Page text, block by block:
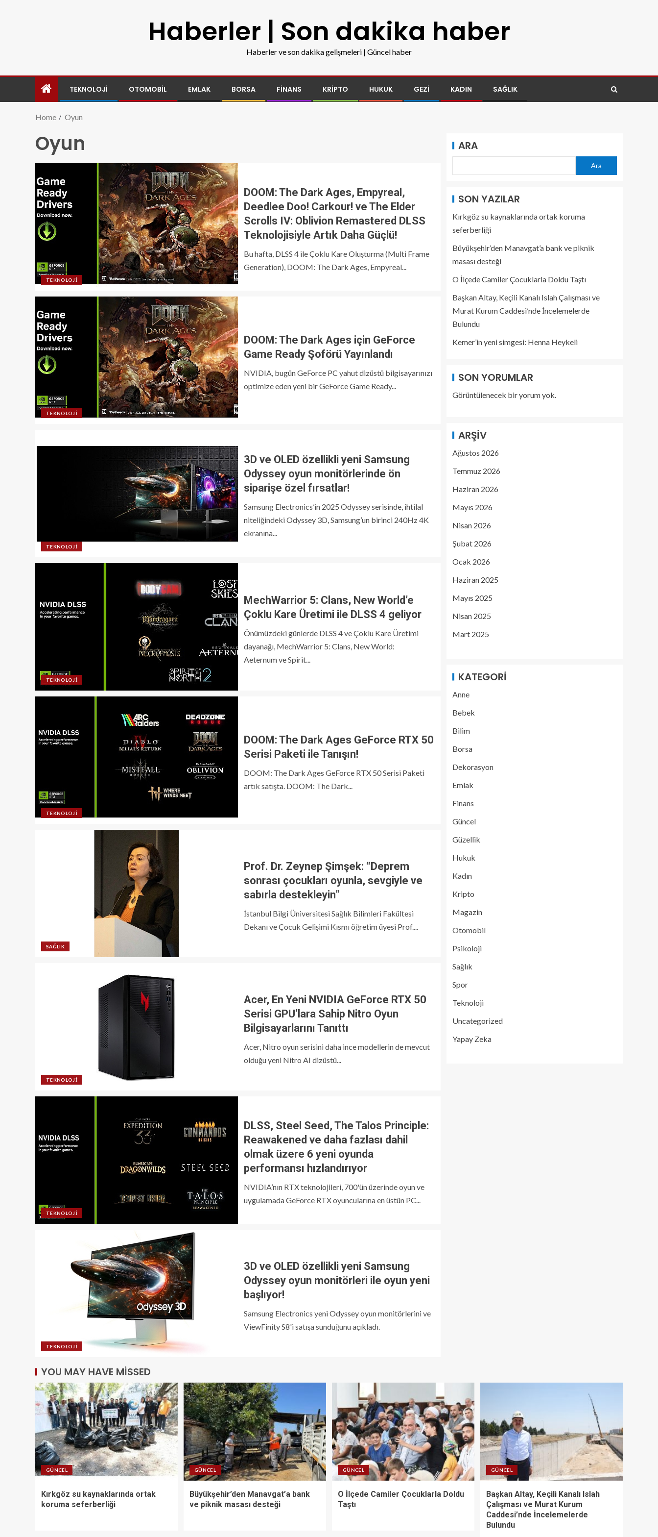
Haberler | Son dakika haber
Haberler ve son dakika gelişmeleri | Güncel haber
TEKNOLOJI OTOMOBIL EMLAK BORSA FINANS KRIPTO HUKUK GEZI KADIN SAĞLIK
Home Oyun
Oyun
TEKNOLOJI
DOOM: The Dark Ages, Empyreal,
Deedlee Doo! Carkour! ve The Elder
Scrolls IV: Oblivion Remastered DLSS
Teknolojisiyle Artık Daha Güçlü!
Bu hafta, DLSS 4 ile Çoklu Kare Oluşturma (Multi Frame
Generation), DOOM: The Dark Ages, Empyreal...
TEKNOLOJI
DOOM: The Dark Ages için GeForce
Game Ready Şoförü Yayınlandı
NVIDIA, bugün GeForce PC yahut dizüstü bilgisayarınızı
optimize eden yeni bir GeForce Game Ready...
TEKNOLOJI
3D ve OLED özellikli yeni Samsung
Odyssey oyun monitörlerinde ön
siparişe özel fırsatlar!
Samsung Electronics’in 2025 Odyssey serisinde, ihtilal
niteliğindeki Odyssey 3D, Samsung’un birinci 240Hz 4K
ekranına...
TEKNOLOJI
MechWarrior 5: Clans, New World’e
Çoklu Kare Üretimi ile DLSS 4 geliyor
Önümüzdeki günlerde DLSS 4 ve Çoklu Kare Üretimi
dayanağı, MechWarrior 5: Clans, New World:
Aeternum ve Spirit...
TEKNOLOJI
DOOM: The Dark Ages GeForce RTX 50
Serisi Paketi ile Tanışın!
DOOM: The Dark Ages GeForce RTX 50 Serisi Paketi
artık satışta. DOOM: The Dark...
SAĞLIK
Prof. Dr. Zeynep Şimşek: “Deprem
sonrası çocukları oyunla, sevgiyle ve
sabırla destekleyin”
İstanbul Bilgi Üniversitesi Sağlık Bilimleri Fakültesi
Dekanı ve Çocuk Gelişimi Kısmı öğretim üyesi Prof....
TEKNOLOJI
Acer, En Yeni NVIDIA GeForce RTX 50
Serisi GPU’lara Sahip Nitro Oyun
Bilgisayarlarını Tanıttı
Acer, Nitro oyun serisini daha ince modellerin de mevcut
olduğu yeni Nitro AI dizüstü...
TEKNOLOJI
DLSS, Steel Seed, The Talos Principle:
Reawakened ve daha fazlası dahil
olmak üzere 6 yeni oyunda
performansı hızlandırıyor
NVIDIA’nın RTX teknolojileri, 700'ün üzerinde oyun ve
uygulamada GeForce RTX oyuncularına en üstün PC...
TEKNOLOJI
3D ve OLED özellikli yeni Samsung
Odyssey oyun monitörleri ile oyun yeni
başlıyor!
Samsung Electronics yeni Odyssey oyun monitörlerini ve
ViewFinity S8'i satışa sunduğunu açıkladı.
ARA
Ara
SON YAZILAR
Kırkgöz su kaynaklarında ortak koruma
seferberliği
Büyükşehir’den Manavgat’a bank ve piknik
masası desteği
O İlçede Camiler Çocuklarla Doldu Taştı
Başkan Altay, Keçili Kanalı Islah Çalışması ve
Murat Kurum Caddesi’nde İncelemelerde
Bulundu
Kemer’in yeni simgesi: Henna Heykeli
SON YORUMLAR
Görüntülenecek bir yorum yok.
ARŞIV
Ağustos 2026
Temmuz 2026
Haziran 2026
Mayıs 2026
Nisan 2026
Şubat 2026
Ocak 2026
Haziran 2025
Mayıs 2025
Nisan 2025
Mart 2025
KATEGORI
Anne
Bebek
Bilim
Borsa
Dekorasyon
Emlak
Finans
Güncel
Güzellik
Hukuk
Kadın
Kripto
Magazin
Otomobil
Psikoloji
Sağlık
Spor
Teknoloji
Uncategorized
Yapay Zeka
YOU MAY HAVE MISSED
GÜNCEL
Kırkgöz su kaynaklarında ortak
koruma seferberliği
GÜNCEL
Büyükşehir’den Manavgat’a bank
ve piknik masası desteği
GÜNCEL
O İlçede Camiler Çocuklarla Doldu
Taştı
GÜNCEL
Başkan Altay, Keçili Kanalı Islah
Çalışması ve Murat Kurum
Caddesi’nde İncelemelerde
Bulundu